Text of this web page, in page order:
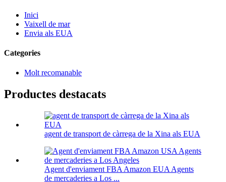
Inici
Vaixell de mar
Envia als EUA
Categories
Molt recomanable
Productes destacats
agent de transport de càrrega de la Xina als EUA
Agent d'enviament FBA Amazon EUA Agents
de mercaderies a Los ...